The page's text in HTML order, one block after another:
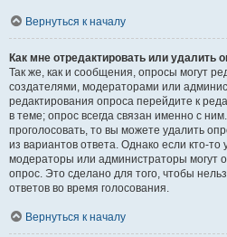
Вернуться к началу
Как мне отредактировать или удалить
Так же, как и сообщения, опросы могут
создателями, модераторами или
редактирования опроса перейдите к
в теме; опрос всегда связан именно с
проголосовать, то вы можете удалить
из вариантов ответа. Однако если кто-то
модераторы или администраторы могут
опрос. Это сделано для того, чтобы
ответов во время голосования.
Вернуться к началу